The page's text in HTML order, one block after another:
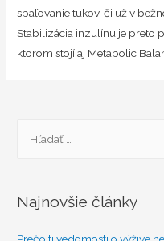
spaľovanie tukov, či už v
Stabilizácia inzulínu je preto
ktorom stojí aj Metabolic
d
ť
Najnovšie články
Prečo ti vedomosti o výžive